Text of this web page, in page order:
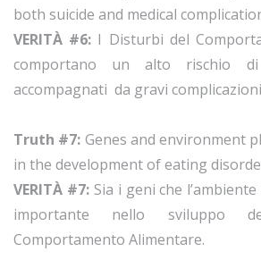
both suicide and medical
VERITÀ #6: I Disturbi del
comportano un alto rischio
accompagnati da gravi
Truth #7: Genes and environment
in the development of eating
VERITÀ #7: Sia i geni che
importante nello sviluppo
Comportamento Alimentare.